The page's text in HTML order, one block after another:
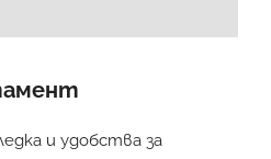
и удобства за